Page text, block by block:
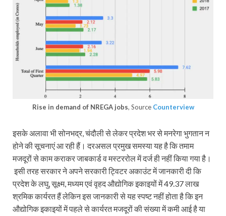
Rise in demand of NREGA jobs, Source Counterview
इसके अलावा भी सोनभद्र, चंदौली से लेकर प्रदेश भर से मनरेगा भुगतान न
होने की सूचनाएं आ रही हैं। दरअसल प्रमुख समस्या यह है कि तमाम
मजदूरों से काम कराकर जाबकार्ड व मस्टररोल में दर्ज ही नहीं किया गया है।
इसी तरह सरकार ने अपने सरकारी ट्विटर अकाउंट में जानकारी दी कि
प्रदेश के लघु, सूक्ष्म, मध्यम एवं वृहद औद्योगिक इकाइयों में 49.37 लाख
श्रमिक कार्यरत हैं लेकिन इस जानकारी से यह स्पष्ट नहीं होता है कि इन
औद्योगिक इकाइयों में पहले से कार्यरत मजदूरों की संख्या में कमी आई है या